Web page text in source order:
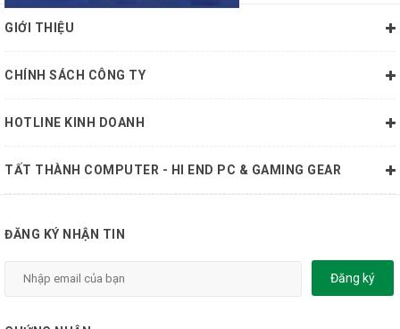
GIỚI THIỆU
CHÍNH SÁCH CÔNG TY
HOTLINE KINH DOANH
TẤT THÀNH COMPUTER - HI END PC & GAMING GEAR
ĐĂNG KÝ NHẬN TIN
Đăng ký